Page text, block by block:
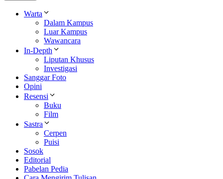
Warta
Dalam Kampus
Luar Kampus
Wawancara
In-Depth
Liputan Khusus
Investigasi
Sanggar Foto
Opini
Resensi
Buku
Film
Sastra
Cerpen
Puisi
Sosok
Editorial
Pabelan Pedia